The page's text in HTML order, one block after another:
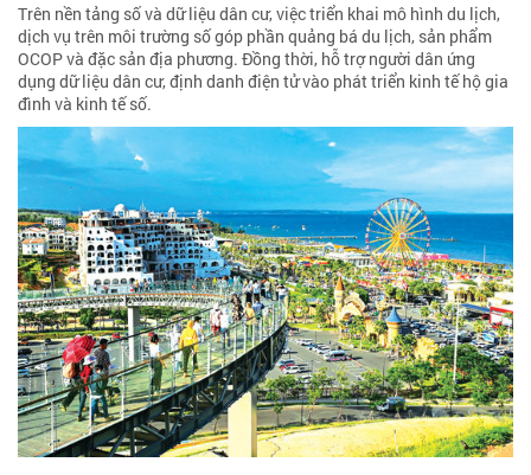
Trên nền tảng số và dữ liệu dân cư, việc triển khai mô hình du lịch,
dịch vụ trên môi trường số góp phần quảng bá du lịch, sản phẩm
OCOP và đặc sản địa phương. Đồng thời, hỗ trợ người dân ứng
dụng dữ liệu dân cư, định danh điện tử vào phát triển kinh tế hộ gia
đình và kinh tế số.